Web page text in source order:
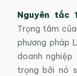
Nguyên tắc 1
Trọng tâm
phương pháp
doanh
trọng bởi nó